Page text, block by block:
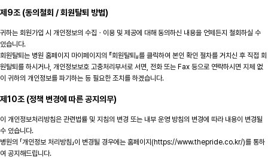
제9조 (동의철회 / 회원탈퇴 방법)
귀하는 회원가입 시 개인정보의 수집ㆍ이용 및 제공에 대해 동의하신 내용을 언제든지 철회하실 수
있습니다.
회원탈퇴는 병원 홈페이지 마이페이지의 『회원탈퇴』를 클릭하여 본인 확인 절차를 거치신 후 직접 회
원탈퇴를 하시거나, 개인정보보호 고충처리부서로 서면, 전화 또는 Fax 등으로 연락하시면 지체 없
이 귀하의 개인정보를 파기하는 등 필요한 조치를 하겠습니다.
제10조 (정책 변경에 따른 공지의무)
이 개인정보처리방침은 관련법률 및 지침의 변경 또는 내부 운영 방침의 변경에 따라 내용이 변경될
수 있습니다.
병원의 「개인정보 처리방침」이 변경될 경우에는 홈페이지(https://www.thepride.co.kr/)를 통하
여 공지해드립니다.